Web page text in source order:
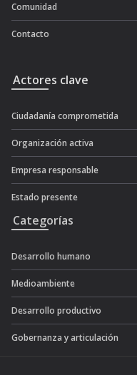
Comunidad
Contacto
Actores clave
Ciudadanía comprometida
Organización activa
Empresa responsable
Estado presente
Categorías
Desarrollo humano
Medioambiente
Desarrollo productivo
Gobernanza y articulación